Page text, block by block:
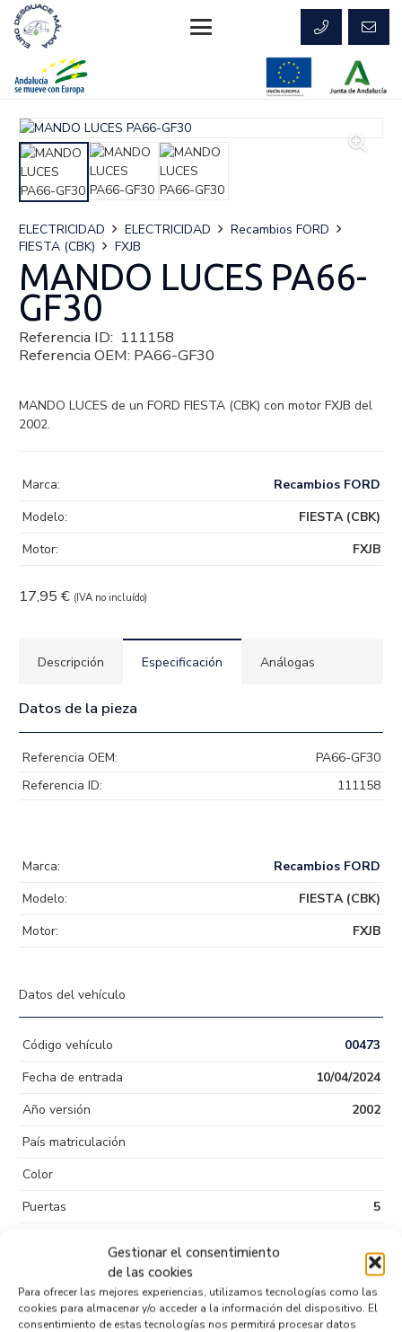
Gestionar el consentimiento
de las cookies
Para ofrecer las mejores experiencias, utilizamos tecnologías como las
cookies para almacenar y/o acceder a la información del dispositivo. El
consentimiento de estas tecnologías nos permitirá procesar datos
ELECTRICIDAD ELECTRICIDAD
Recambios FORD
FIESTA (CBK)
FXJB
MANDO LUCES PA66-
GF30
Referencia ID: 111158
Referencia OEM: PA66-GF30
MANDO LUCES de un FORD FIESTA (CBK) con motor FXJB del
2002.
17,95 € (IVA no incluído)
Marca:
Recambios FORD
Modelo:
FIESTA (CBK)
Motor:
FXJB
Descripción Especificación Análogas
Datos de la pieza
Referencia OEM:
PA66-GF30
Referencia ID:
111158
Marca:
Recambios FORD
Modelo:
FIESTA (CBK)
Motor:
FXJB
Datos del vehículo
Código vehículo
00473
Fecha de entrada
10/04/2024
Año versión
2002
País matriculación
Color
Puertas
5
Código motor
FXJB
Código cambio